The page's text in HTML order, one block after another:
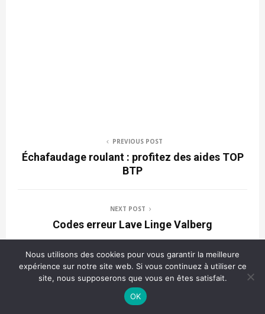
PREVIOUS POST
Échafaudage roulant : profitez des aides TOP
BTP
NEXT POST
Codes erreur Lave Linge Valberg
A LIRE AUSSI
Nous utilisons des cookies pour vous garantir la meilleure
expérience sur notre site web. Si vous continuez à utiliser ce
site, nous supposerons que vous en êtes satisfait.
OK